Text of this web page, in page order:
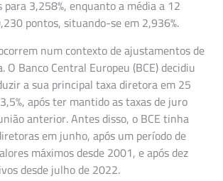
3,258%, enquanto a média a 12
pontos, situando-se em 2,936%.
num contexto de ajustamentos de
Banco Central Europeu (BCE) decidiu
a sua principal taxa diretora em 25
após ter mantido as taxas de juro
anterior. Antes disso, o BCE tinha
em junho, após um período de
máximos desde 2001, e após dez
desde julho de 2022.